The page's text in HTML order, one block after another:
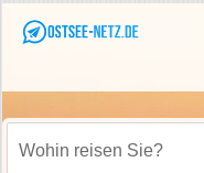
Wohin reisen Sie?